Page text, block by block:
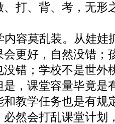
、打、背、考，无形
内容莫乱装。从娃娃
更好，自然没错；
错；学校不是世外
，课堂容量毕竟是
教学任务也是有规
然会打乱课堂计划